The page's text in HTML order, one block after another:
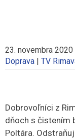
23. novembra 2020
Doprava | TV
Dobrovoľníci z
dňoch s čistením
Poltára.